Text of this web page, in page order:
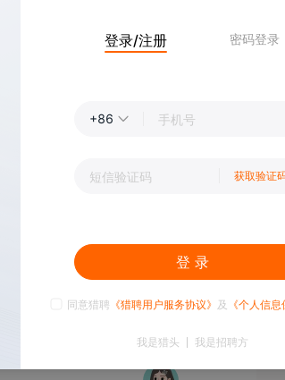
张女士
教师
招聘专员
陈女士
HR
登录/注册 密码登录
+86
获取验证
登 录
同意猎聘 《猎聘用户服务协议》 及 《个人信
我是猎头 我是招聘方